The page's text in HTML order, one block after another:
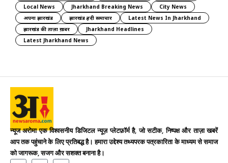
Local News
Jharkhand Breaking News
City News
अपना झारखंड
झारखंड हिंदी समाचार
Latest News In Jharkhand
झारखंड की ताज़ा ख़बर
Jharkhand Headlines
Latest Jharkhand News
न्यूज अरोमा एक विश्वसनीय डिजिटल न्यूज़ प्लेटफ़ॉर्म है, जो सटीक, निष्पक्ष और ताज़ा खबरें
आप तक पहुंचाने के लिए प्रतिबद्ध है। हमारा उद्देश्य तथ्यपरक पत्रकारिता के माध्यम से समाज
को जागरूक, सजग और सशक्त बनाना है।